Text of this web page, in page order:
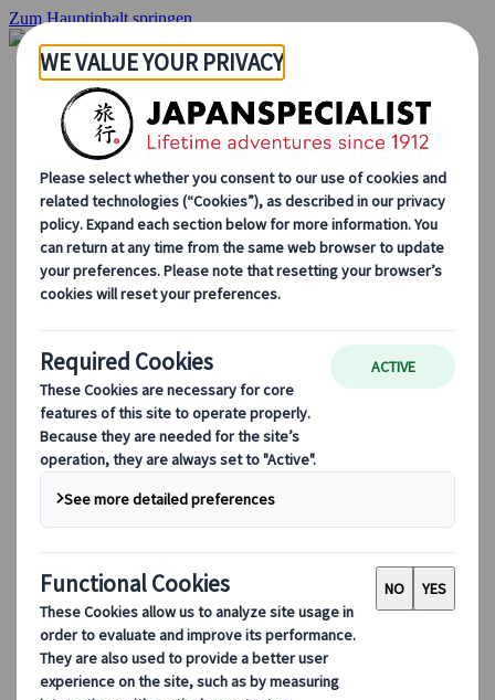
Zum Hauptinhalt springen
Startseite
Rundreisen
Individuelle Reisen
Gruppenreisen
Selbstfahrerreisen
Ausflüge
Massgeschneiderte Gruppenreisen
Japan Rail Pass
Wie wir arbeiten
Über uns
Treffen Sie unser Team
Werden Sie Teil unseres Teams
Saisonale Reisetipps
Highlights des Reiseziels
Kulturelle Einblicke
Kulinarische Erlebnisse
Entdecke Japan mit dem Zug
Häufig gestellte Fragen
Wichtige Informationen
Etikette in Japan
Autofahren in Japan
Bei uns buchen
Japan Rail Pass
Unterkunft
Online-Beratung
Japanspecialist
Reiseziele
Alle Reiseziele
Shiretoko-Nationalpark